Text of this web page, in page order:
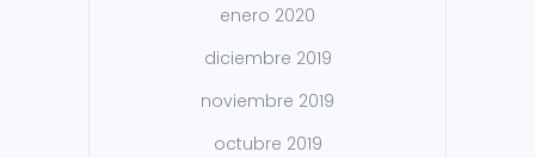
enero 2020
diciembre 2019
noviembre 2019
octubre 2019